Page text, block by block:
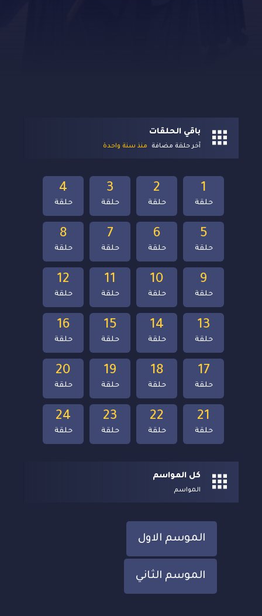
باقي الحلقات
آخر حلقة مضافة منذ سنة واحدة
24
حلقة
23
حلقة
22
حلقة
21
حلقة
20
حلقة
19
حلقة
18
حلقة
17
حلقة
16
حلقة
15
حلقة
14
حلقة
13
حلقة
12
حلقة
11
حلقة
10
حلقة
9
حلقة
8
حلقة
7
حلقة
6
حلقة
5
حلقة
4
حلقة
3
حلقة
2
حلقة
1
حلقة
كل المواسم
المواسم
الموسم الاول
الموسم الثاني